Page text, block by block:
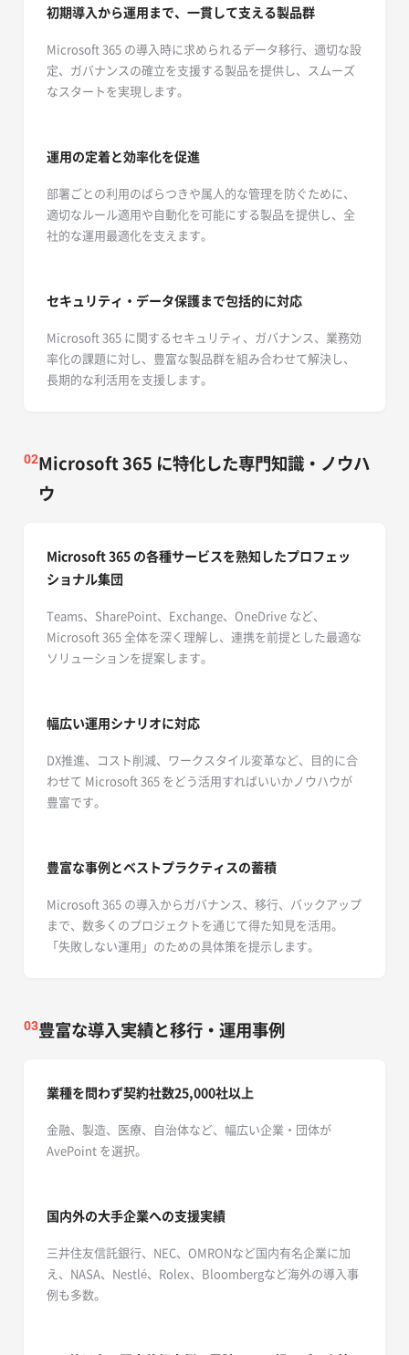
初期導入から運用まで、一貫して支える製品群
Microsoft 365 の導入時に求められるデータ移行、適切な設
定、ガバナンスの確立を支援する製品を提供し、スムーズ
なスタートを実現します。
運用の定着と効率化を促進
部署ごとの利用のばらつきや属人的な管理を防ぐために、
適切なルール適用や自動化を可能にする製品を提供し、全
社的な運用最適化を支えます。
セキュリティ・データ保護まで包括的に対応
Microsoft 365 に関するセキュリティ、ガバナンス、業務効
率化の課題に対し、豊富な製品群を組み合わせて解決し、
長期的な利活用を支援します。
02Microsoft 365 に特化した専門知識・ノウハ
ウ
Microsoft 365 の各種サービスを熟知したプロフェッ
ショナル集団
Teams、SharePoint、Exchange、OneDrive など、
Microsoft 365 全体を深く理解し、連携を前提とした最適な
ソリューションを提案します。
幅広い運用シナリオに対応
DX推進、コスト削減、ワークスタイル変革など、目的に合
わせて Microsoft 365 をどう活用すればいいかノウハウが
豊富です。
豊富な事例とベストプラクティスの蓄積
Microsoft 365 の導入からガバナンス、移行、バックアップ
まで、数多くのプロジェクトを通じて得た知見を活用。
「失敗しない運用」のための具体策を提示します。
03豊富な導入実績と移行・運用事例
業種を問わず契約社数25,000社以上
金融、製造、医療、自治体など、幅広い企業・団体が
AvePoint を選択。
国内外の大手企業への支援実績
三井住友信託銀行、NEC、OMRONなど国内有名企業に加
え、NASA、Nestlé、Rolex、Bloombergなど海外の導入事
例も多数。